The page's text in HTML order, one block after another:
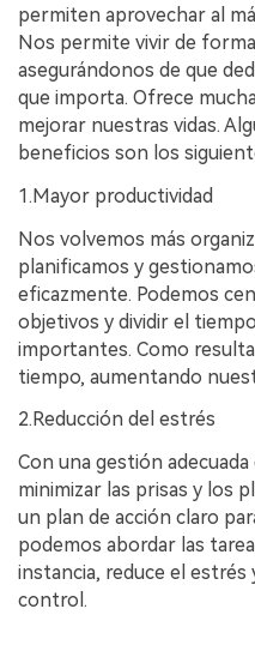
permiten aprovechar al
Nos permite vivir de
asegurándonos de que
que importa. Ofrece
mejorar nuestras vidas.
beneficios son los
1.Mayor productividad
Nos volvemos más
planificamos y
eficazmente. Podemos
objetivos y dividir el
importantes. Como
tiempo, aumentando
2.Reducción del estrés
Con una gestión
minimizar las prisas y los
un plan de acción claro
podemos abordar las
instancia, reduce el
control.